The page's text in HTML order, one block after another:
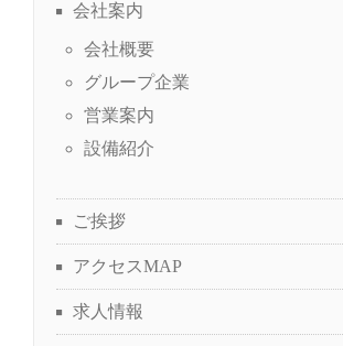
会社案内
会社概要
グループ企業
営業案内
設備紹介
ご挨拶
アクセスMAP
求人情報